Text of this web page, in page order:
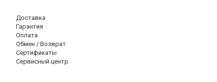
Доставка
Гарантия
Оплата
Обмен / Возврат
Сертификаты
Сервисный центр